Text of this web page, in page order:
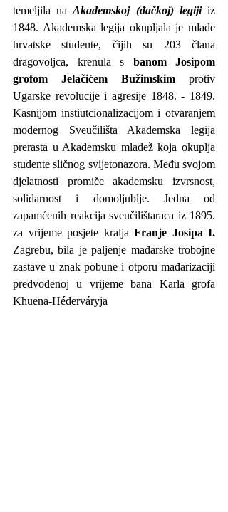
temeljila na Akademskoj (đačkoj) legiji iz
1848. Akademska legija okupljala je mlade
hrvatske studente, čijih su 203 člana
dragovoljca, krenula s banom Josipom
grofom Jelačićem Bužimskim protiv
Ugarske revolucije i agresije 1848. - 1849.
Kasnijom instiutcionalizacijom i otvaranjem
modernog Sveučilišta Akademska legija
prerasta u Akademsku mladež koja okuplja
studente sličnog svijetonazora. Među svojom
djelatnosti promiče akademsku izvrsnost,
solidarnost i domoljublje. Jedna od
zapamćenih reakcija sveučilištaraca iz 1895.
za vrijeme posjete kralja
Zagrebu, bila je paljenje mađarske trobojne
zastave u znak pobune i otporu mađarizaciji
predvođenoj u vrijeme bana Karla grofa
Khuena-Héderváryja